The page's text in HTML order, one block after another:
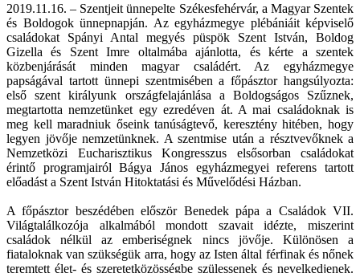
2019.11.16. – Szentjeit ünnepelte Székesfehérvár, a Magyar Szentek
és Boldogok ünnepnapján. Az egyházmegye plébániáit képviselő
családokat Spányi Antal megyés püspök Szent István, Boldog
Gizella és Szent Imre oltalmába ajánlotta, és kérte a szentek
közbenjárását minden magyar családért. Az egyházmegye
papságával tartott ünnepi szentmisében a főpásztor hangsúlyozta:
első szent királyunk országfelajánlása a Boldogságos Szűznek,
megtartotta nemzetünket egy ezredéven át. A mai családoknak is
meg kell maradniuk őseink tanúságtevő, keresztény hitében, hogy
legyen jövője nemzetünknek. A szentmise után a résztvevőknek a
Nemzetközi Eucharisztikus Kongresszus elsősorban családokat
érintő programjairól Bágya János egyházmegyei referens tartott
előadást a Szent István Hitoktatási és Művelődési Házban.
A főpásztor beszédében először Benedek pápa a Családok VII.
Világtalálkozója alkalmából mondott szavait idézte, miszerint
családok nélkül az emberiségnek nincs jövője. Különösen a
fiataloknak van szükségük arra, hogy az Isten által férfinak és nőnek
teremtett élet- és szeretetközösségbe szülessenek és nevelkedjenek.